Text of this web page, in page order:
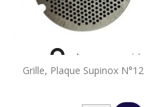
Grille, Plaque Supinox N°12
 Aperçu rapide